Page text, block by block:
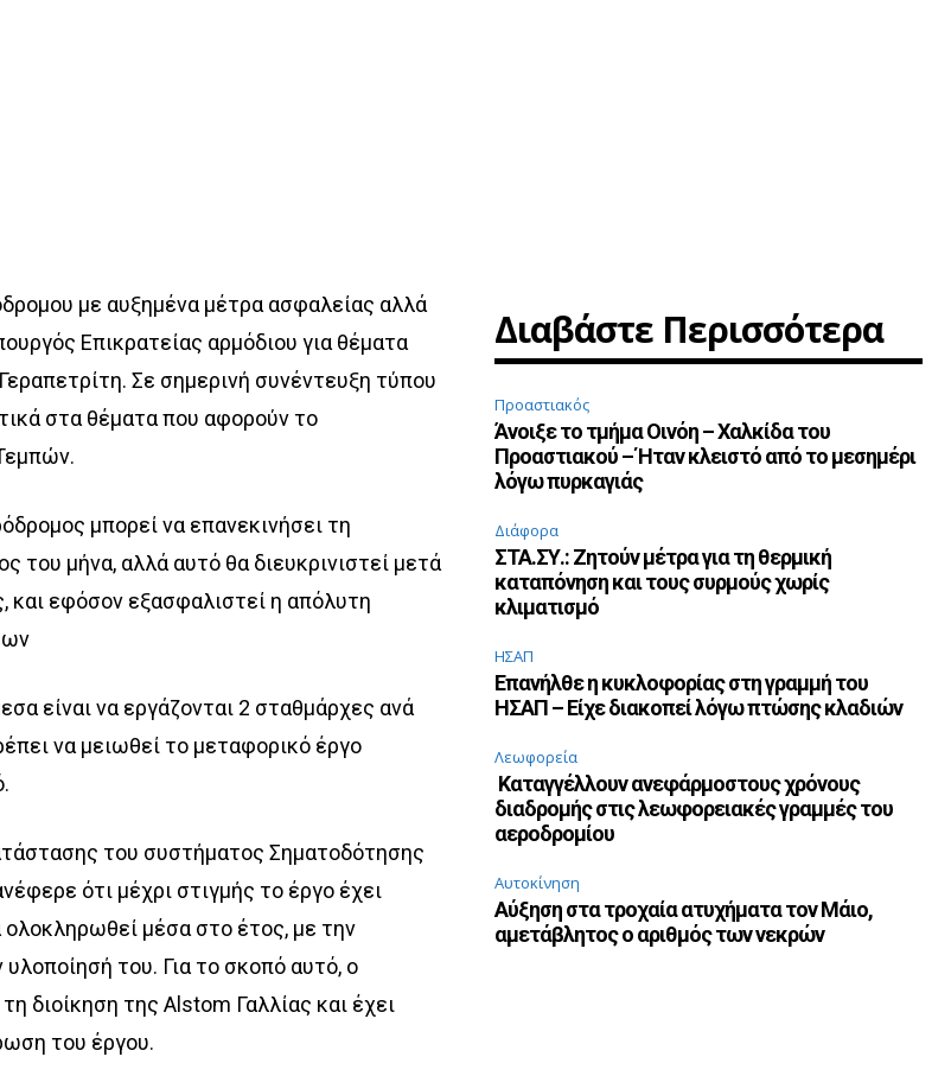
με αυξημένα μέτρα ασφαλείας αλλά
Επικρατείας αρμόδιου για θέματα
Σε σημερινή συνέντευξη τύπου
στα θέματα που αφορούν το
μπορεί να επανεκινήσει τη
του μήνα, αλλά αυτό θα διευκρινιστεί μετά
και εφόσον εξασφαλιστεί η απόλυτη
είναι να εργάζονται 2 σταθμάρχες ανά
να μειωθεί το μεταφορικό έργο
του συστήματος Σηματοδότησης
ότι μέχρι στιγμής το έργο έχει
ολοκληρωθεί μέσα στο έτος, με την
του. Για το σκοπό αυτό, ο
διοίκηση της Alstom Γαλλίας και έχει
του έργου.
Διαβάστε Περισσότερα
Προαστιακός
Άνοιξε το τμήμα Οινόη – Χαλκίδα του
Προαστιακού – Ήταν κλειστό από το μεσημέρι
λόγω πυρκαγιάς
Διάφορα
ΣΤΑ.ΣΥ.: Ζητούν μέτρα για τη θερμική
καταπόνηση και τους συρμούς χωρίς
κλιματισμό
ΗΣΑΠ
Επανήλθε η κυκλοφορίας στη γραμμή του
ΗΣΑΠ – Είχε διακοπεί λόγω πτώσης κλαδιών
Λεωφορεία
Καταγγέλλουν ανεφάρμοστους χρόνους
διαδρομής στις λεωφορειακές γραμμές του
αεροδρομίου
Αυτοκίνηση
Αύξηση στα τροχαία ατυχήματα τον Μάιο,
αμετάβλητος ο αριθμός των νεκρών